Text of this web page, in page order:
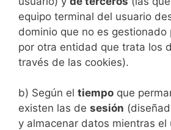
equipo terminal del usuario
dominio que no es gestionado
por otra entidad que trata los
través de las cookies).
b) Según el tiempo que
existen las de sesión
y almacenar datos mientras el